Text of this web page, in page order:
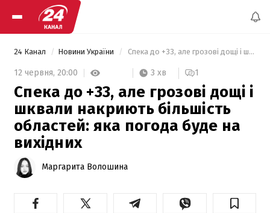
24 Канал Новини України Спека до +33, але грозові дощі і шквали накриють більшість областей: яка погода буде на вихідних
12 червня, 20:00 3 хв 1
Спека до +33, але грозові дощі і
шквали накриють більшість
областей: яка погода буде на
вихідних
Маргарита Волошина